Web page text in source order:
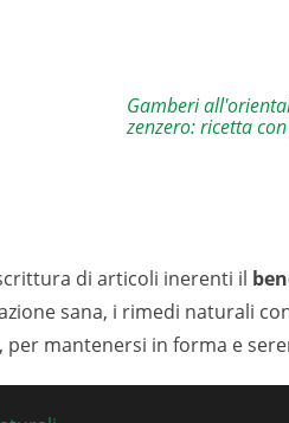
Gamberi
zenzero: ricetta
di articoli inerenti il
sana, i rimedi naturali
mantenersi in forma e